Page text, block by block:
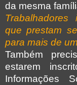
da mesma
que prestam
para mais de
Também
estarem
Informações